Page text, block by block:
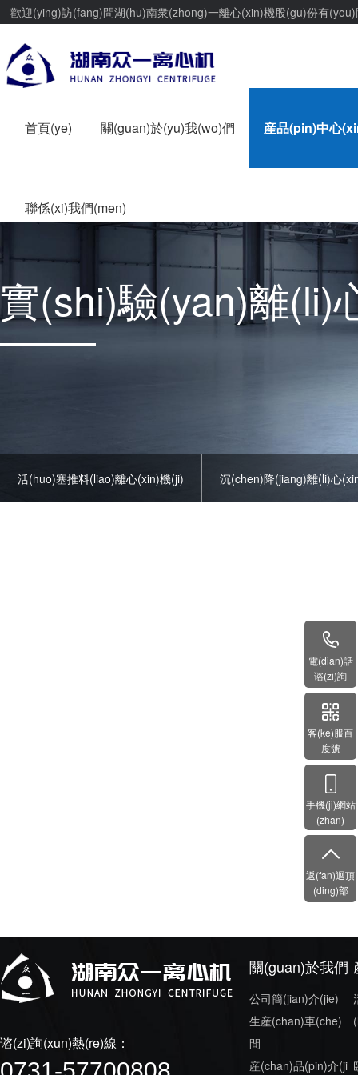
歡迎(ying)訪(fang)問湖(hu)南衆(zhong)一離心(xin)機股(gu)份有
首頁(ye) 關(guan)於(yu)我(wo)們 産品(pin)中心
聯係(xi)我們(men)
實(shi)驗(yan)離(li)
活(huo)塞推料(liao)離心(xin)機(ji) 沉(chen)降(jiang)離(li)心
谘(zi)詢(xun)熱(re)線：
關(guan)於我們
公司簡(jian)介(jie)
生産(chan)車(che)
間
産(chan)品(pin)介(ji
電(dian)話
谘(zi)詢
客(ke)服百
度號
手機(ji)網站
(zhan)
返(fan)迴頂
(ding)部